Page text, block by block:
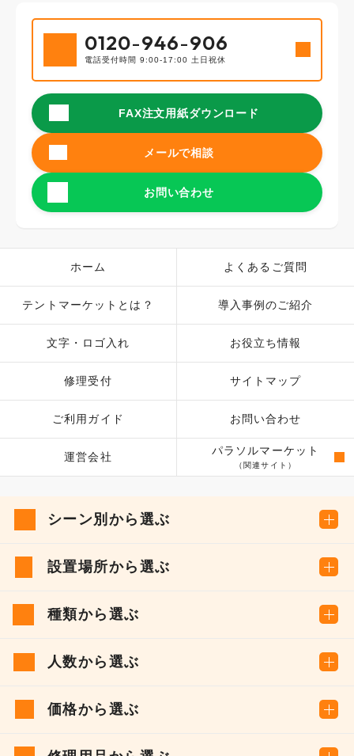
0120-946-906
電話受付時間 9:00-17:00 土日祝休
FAX注文用紙ダウンロード
メールで相談
お問い合わせ
ホーム
テントマーケットとは？
文字・ロゴ入れ
修理受付
ご利用ガイド
運営会社
よくあるご質問
導入事例のご紹介
お役立ち情報
サイトマップ
お問い合わせ
パラソルマーケット
（関連サイト）
シーン別から選ぶ
設置場所から選ぶ
種類から選ぶ
人数から選ぶ
価格から選ぶ